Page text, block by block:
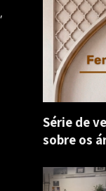
Série de
sobre os